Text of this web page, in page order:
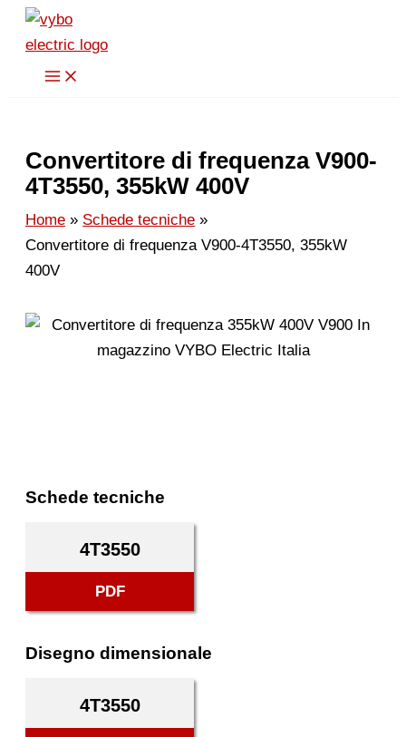
Vai
contenuto
Convertitore di frequenza V900-
4T3550, 355kW 400V
Home
Schede tecniche
Convertitore di frequenza V900-4T3550, 355kW
400V
Schede tecniche
4T3550
PDF
Disegno dimensionale
4T3550